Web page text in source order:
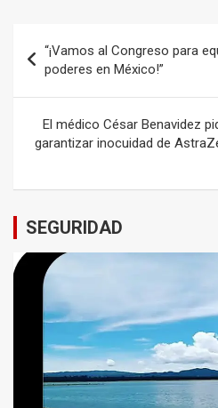
de
entradas
“¡Vamos al Congreso para
poderes en México!”
El médico César Benavidez
garantizar inocuidad de
SEGURIDAD